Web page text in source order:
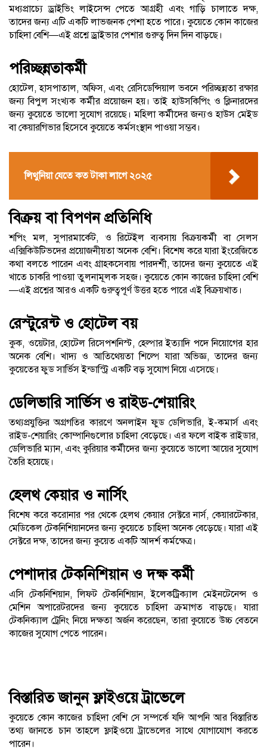
মধ্যপ্রাচ্যে ড্রাইভিং লাইসেন্স পেতে আগ্রহী এবং গাড়ি চালাতে দক্ষ,
তাদের জন্য এটি একটি লাভজনক পেশা হতে পারে। কুয়েতে কোন কাজের
চাহিদা বেশি—এই প্রশ্নে ড্রাইভার পেশার গুরুত্ব দিন দিন বাড়ছে।
পরিচ্ছন্নতাকর্মী
হোটেল, হাসপাতাল, অফিস, এবং রেসিডেন্সিয়াল ভবনে পরিচ্ছন্নতা রক্ষার
জন্য বিপুল সংখ্যক কর্মীর প্রয়োজন হয়। তাই হাউসকিপিং ও ক্লিনারদের
জন্য কুয়েতে ভালো সুযোগ রয়েছে। মহিলা কর্মীদের জন্যও হাউস মেইড
বা কেয়ারগিভার হিসেবে কুয়েতে কর্মসংস্থান পাওয়া সম্ভব।
লিথুনিয়া যেতে কত টাকা লাগে ২০২৫
বিক্রয় বা বিপণন প্রতিনিধি
শপিং মল, সুপারমার্কেট, ও রিটেইল ব্যবসায় বিক্রয়কর্মী বা সেলস
এক্সিকিউটিভদের প্রয়োজনীয়তা অনেক বেশি। বিশেষ করে যারা ইংরেজিতে
কথা বলতে পারেন এবং গ্রাহকসেবায় পারদর্শী, তাদের জন্য কুয়েতে এই
খাতে চাকরি পাওয়া তুলনামূলক সহজ। কুয়েতে কোন কাজের চাহিদা বেশি
—এই প্রশ্নের আরও একটি গুরুত্বপূর্ণ উত্তর হতে পারে এই বিক্রয়খাত।
রেস্টুরেন্ট ও হোটেল বয়
কুক, ওয়েটার, হোটেল রিসেপশনিস্ট, হেল্পার ইত্যাদি পদে নিয়োগের হার
অনেক বেশি। খাদ্য ও আতিথেয়তা শিল্পে যারা অভিজ্ঞ, তাদের জন্য
কুয়েতের ফুড সার্ভিস ইন্ডাস্ট্রি একটি বড় সুযোগ নিয়ে এসেছে।
ডেলিভারি সার্ভিস ও রাইড-শেয়ারিং
তথ্যপ্রযুক্তির অগ্রগতির কারণে অনলাইন ফুড ডেলিভারি, ই-কমার্স এবং
রাইড-শেয়ারিং কোম্পানিগুলোর চাহিদা বেড়েছে। এর ফলে বাইক রাইডার,
ডেলিভারি ম্যান, এবং কুরিয়ার কর্মীদের জন্য কুয়েতে ভালো আয়ের সুযোগ
তৈরি হয়েছে।
হেলথ কেয়ার ও নার্সিং
বিশেষ করে করোনার পর থেকে হেলথ কেয়ার সেক্টরে নার্স, কেয়ারটেকার,
মেডিকেল টেকনিশিয়ানদের জন্য কুয়েতে চাহিদা অনেক বেড়েছে। যারা এই
সেক্টরে দক্ষ, তাদের জন্য কুয়েত একটি আদর্শ কর্মক্ষেত্র।
পেশাদার টেকনিশিয়ান ও দক্ষ কর্মী
এসি টেকনিশিয়ান, লিফট টেকনিশিয়ান, ইলেকট্রিক্যাল মেইনটেনেন্স ও
মেশিন অপারেটরদের জন্য কুয়েতে চাহিদা ক্রমাগত বাড়ছে। যারা
টেকনিক্যাল ট্রেনিং নিয়ে দক্ষতা অর্জন করেছেন, তারা কুয়েতে উচ্চ বেতনে
কাজের সুযোগ পেতে পারেন।
বিস্তারিত জানুন ফ্লাইওয়ে ট্রাভেলে
কুয়েতে কোন কাজের চাহিদা বেশি সে সম্পর্কে যদি আপনি আর বিস্তারিত
তথ্য জানতে চান তাহলে ফ্লাইওয়ে ট্রাভেলের সাথে যোগাযোগ করতে
পারেন।